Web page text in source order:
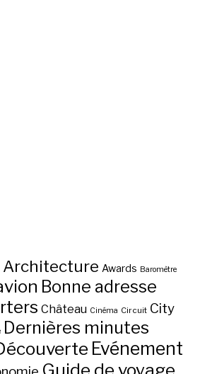
Architecture Awards Baromètre
Bonne adresse
Château Cinéma Circuit City
Dernières minutes
Evénement
Guide de voyage